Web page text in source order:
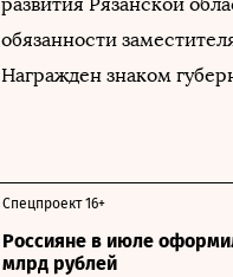
обязанности
Награжден знаком
Россияне в июле
млрд рублей
Спецпроект 16+